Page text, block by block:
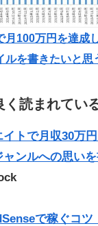
月100万円を達成
を書きたいと思
く読まれてい
イトで月収30万
ンルへの思いを
で稼ぐコ